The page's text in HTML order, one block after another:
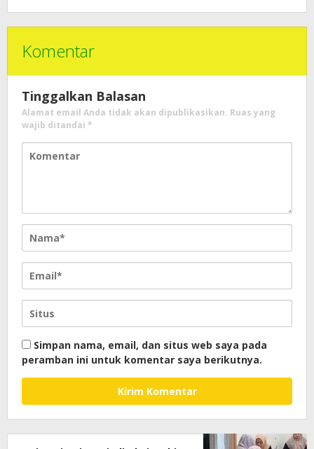
Komentar
Tinggalkan Balasan
Alamat email Anda tidak akan dipublikasikan. Ruas yang
wajib ditandai *
Simpan nama, email, dan situs web saya pada
peramban ini untuk komentar saya berikutnya.